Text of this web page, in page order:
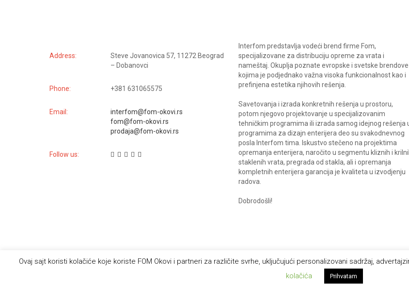
Address:
Steve Jovanovica 57, 11272 Beograd
– Dobanovci
Phone: +381 631065575
Email:
interfom@fom-okovi.rs
fom@fom-okovi.rs
prodaja@fom-okovi.rs
Follow us:
Interfom predstavlja vodeći brend firme Fom,
specijalizovane za distribuciju opreme za vrata i
nameštaj. Okuplja poznate evropske i svetske brendove
kojima je podjednako važna visoka funkcionalnost kao i
prefinjena estetika njihovih rešenja.
Savetovanja i izrada konkretnih rešenja u prostoru,
potom njegovo projektovanje u specijalizovanim
tehničkim programima ili izrada samog idejnog rešenja
programima za dizajn enterijera deo su svakodnevnog
posla Interfom tima. Iskustvo stečeno na projektima
opremanja enterijera, naročito u segmentu kliznih i
staklenih vrata, pregrada od stakla, ali i opremanja
kompletnih enterijera garancija je kvaliteta u izvodjenju
radova.
Dobrodošli!
Ovaj sajt koristi kolačiće koje koriste FOM Okovi i partneri za različite svrhe, uključujući personalizovani sadržaj,
kolačića
Prihvatam